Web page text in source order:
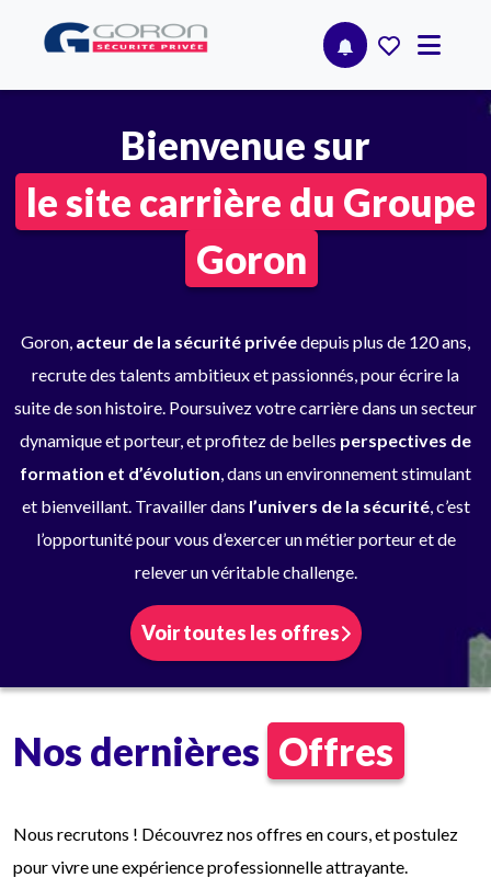
Bienvenue sur
le site carrière du Groupe
Goron
Goron, acteur de la sécurité privéedepuis plus de 120 ans,
recrute des talents ambitieux et passionnés, pour écrire la
suite de son histoire. Poursuivez votre carrière dans un secteur
dynamique et porteur, et profitez de belles perspectives de
formation et d’évolution, dans un environnement stimulant
et bienveillant. Travailler dans l’univers de la sécurité, c’est
l’opportunité pour vous d’exercer un métier porteur et de
relever un véritable challenge.
Voir toutes les offres
Nos dernières Offres
Nous recrutons ! Découvrez nos offres en cours, et postulez
pour vivre une expérience professionnelle attrayante.